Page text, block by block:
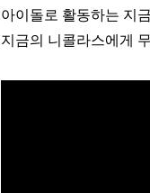
아이돌로 활동하는 지
지금의 니콜라스에게